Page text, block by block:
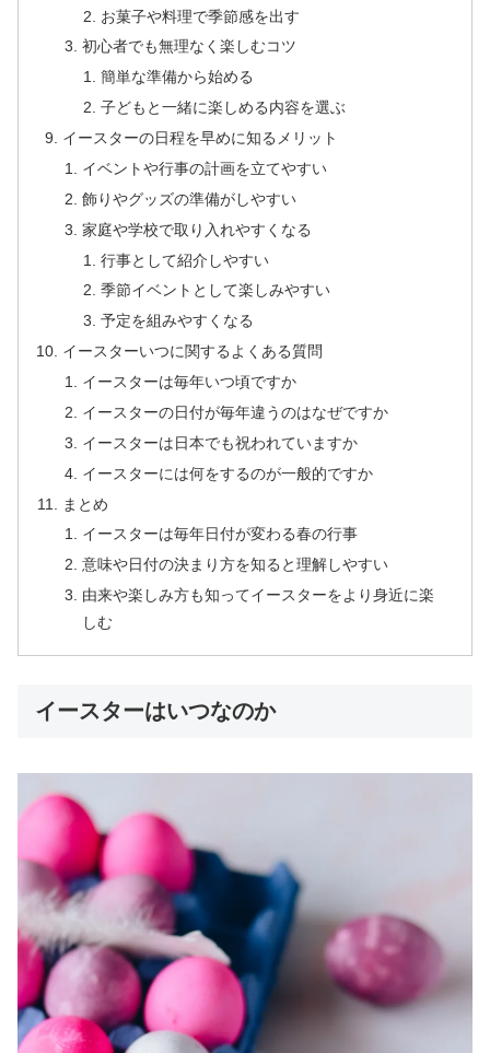
お菓子や料理で季節感を出す
初心者でも無理なく楽しむコツ
簡単な準備から始める
子どもと一緒に楽しめる内容を選ぶ
イースターの日程を早めに知るメリット
イベントや行事の計画を立てやすい
飾りやグッズの準備がしやすい
家庭や学校で取り入れやすくなる
行事として紹介しやすい
季節イベントとして楽しみやすい
予定を組みやすくなる
イースターいつに関するよくある質問
イースターは毎年いつ頃ですか
イースターの日付が毎年違うのはなぜですか
イースターは日本でも祝われていますか
イースターには何をするのが一般的ですか
まとめ
イースターは毎年日付が変わる春の行事
意味や日付の決まり方を知ると理解しやすい
由来や楽しみ方も知ってイースターをより身近に楽
しむ
イースターはいつなのか